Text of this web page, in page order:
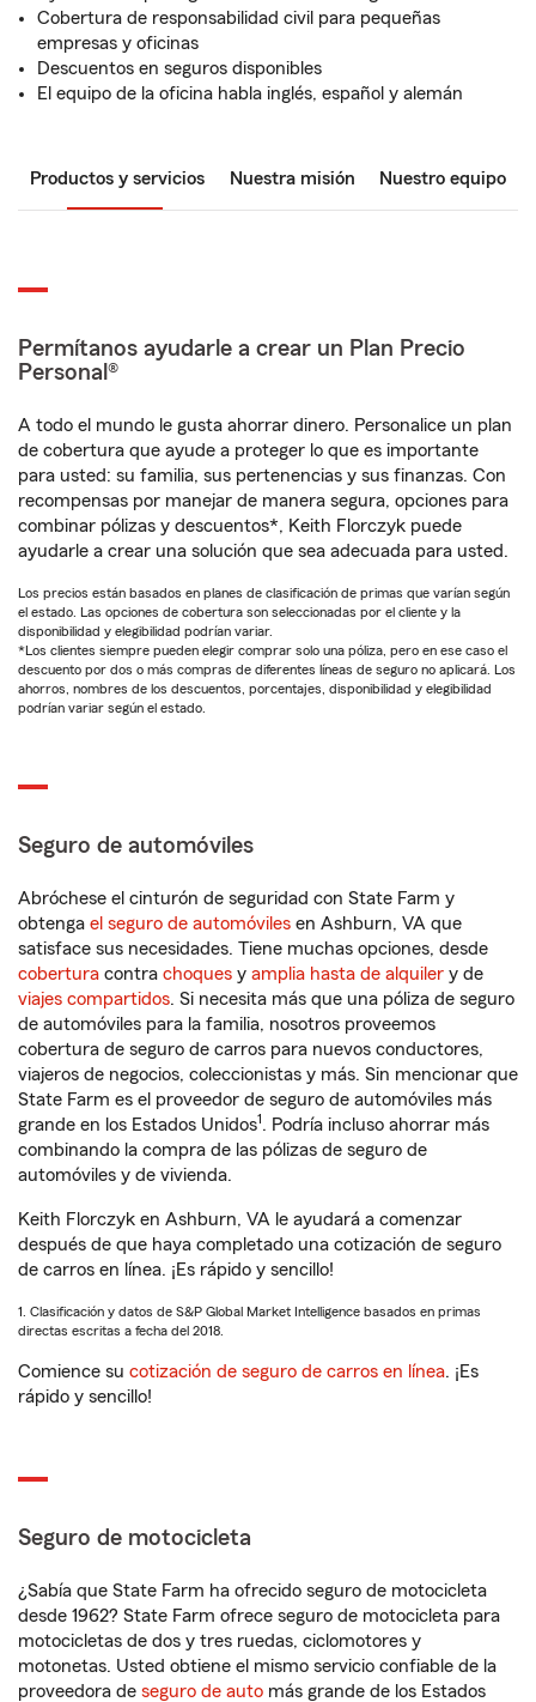
Cobertura de responsabilidad civil para pequeñas
empresas y oficinas
Descuentos en seguros disponibles
El equipo de la oficina habla inglés, español y alemán
Productos y servicios Nuestra misión Nuestro equipo
Permítanos ayudarle a crear un Plan Precio
Personal®
A todo el mundo le gusta ahorrar dinero. Personalice un plan
de cobertura que ayude a proteger lo que es importante
para usted: su familia, sus pertenencias y sus finanzas. Con
recompensas por manejar de manera segura, opciones para
combinar pólizas y descuentos*, Keith Florczyk puede
ayudarle a crear una solución que sea adecuada para usted.
Los precios están basados en planes de clasificación de primas que varían según
el estado. Las opciones de cobertura son seleccionadas por el cliente y la
disponibilidad y elegibilidad podrían variar.
*Los clientes siempre pueden elegir comprar solo una póliza, pero en ese caso el
descuento por dos o más compras de diferentes líneas de seguro no aplicará. Los
ahorros, nombres de los descuentos, porcentajes, disponibilidad y elegibilidad
podrían variar según el estado.
Seguro de automóviles
Abróchese el cinturón de seguridad con State Farm y
obtenga el seguro de automóviles en Ashburn, VA que
satisface sus necesidades. Tiene muchas opciones, desde
cobertura contra choques y amplia hasta de alquiler y de
viajes compartidos. Si necesita más que una póliza de seguro
de automóviles para la familia, nosotros proveemos
cobertura de seguro de carros para nuevos conductores,
viajeros de negocios, coleccionistas y más. Sin mencionar que
State Farm es el proveedor de seguro de automóviles más
grande en los Estados Unidos1. Podría incluso ahorrar más
combinando la compra de las pólizas de seguro de
automóviles y de vivienda.
Keith Florczyk en Ashburn, VA le ayudará a comenzar
después de que haya completado una cotización de seguro
de carros en línea. ¡Es rápido y sencillo!
1. Clasificación y datos de S&P Global Market Intelligence basados en primas
directas escritas a fecha del 2018.
Comience su cotización de seguro de carros en línea. ¡Es
rápido y sencillo!
Seguro de motocicleta
¿Sabía que State Farm ha ofrecido seguro de motocicleta
desde 1962? State Farm ofrece seguro de motocicleta para
motocicletas de dos y tres ruedas, ciclomotores y
motonetas. Usted obtiene el mismo servicio confiable de la
proveedora de seguro de auto más grande de los Estados